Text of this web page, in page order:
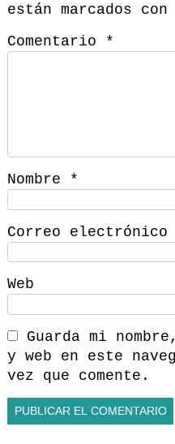
están marcados con
Comentario
*
Nombre *
Correo electrónico
Web
Guarda mi
y web en este
vez que comente.